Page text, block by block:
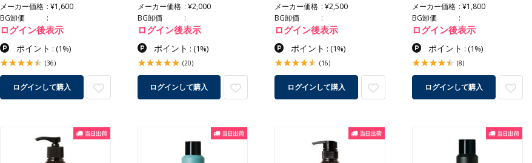
メーカー価格
¥1,600
BG卸価
ログイン後表示
ポイント : (1%)
(36)
ログインして購入
メーカー価格
¥2,000
BG卸価
ログイン後表示
ポイント : (1%)
(20)
ログインして購入
メーカー価格
¥2,500
BG卸価
ログイン後表示
ポイント :(1%)
(16)
ログインして購入
メーカー価格
¥1,800
BG卸価
ログイン後表示
ポイント :(1%)
(8)
ログインして購入